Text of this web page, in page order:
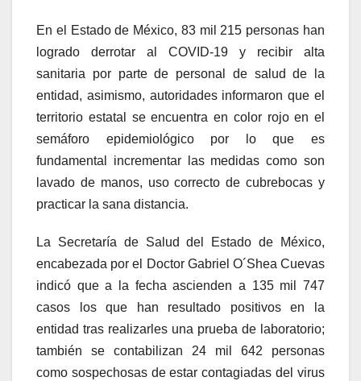
En el Estado de México, 83 mil 215 personas han
logrado derrotar al COVID-19 y recibir alta
sanitaria por parte de personal de salud de la
entidad, asimismo, autoridades informaron que el
territorio estatal se encuentra en color rojo en el
semáforo epidemiológico por lo que es
fundamental incrementar las medidas como son
lavado de manos, uso correcto de cubrebocas y
practicar la sana distancia.
La Secretaría de Salud del Estado de México,
encabezada por el Doctor Gabriel O´Shea Cuevas
indicó que a la fecha ascienden a 135 mil 747
casos los que han resultado positivos en la
entidad tras realizarles una prueba de laboratorio;
también se contabilizan 24 mil 642 personas
como sospechosas de estar contagiadas del virus